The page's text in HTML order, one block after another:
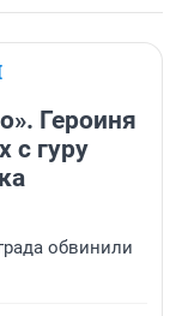
Героиня
с гуру
обвинили